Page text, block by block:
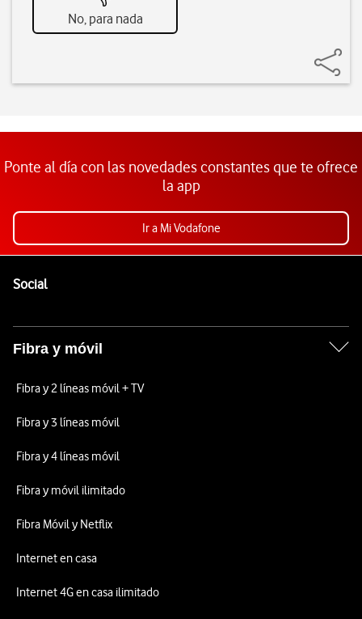
No, para nada
Ponte al día con las novedades constantes que te ofrece
la app
Ir a Mi Vodafone
SocialEnlaces a las redes sociales de Vodafone
Fibra y móvil
Fibra y 2 líneas móvil + TV
Fibra y 3 líneas móvil
Fibra y 4 líneas móvil
Fibra y móvil ilimitado
Fibra Móvil y Netflix
Internet en casa
Internet 4G en casa ilimitado